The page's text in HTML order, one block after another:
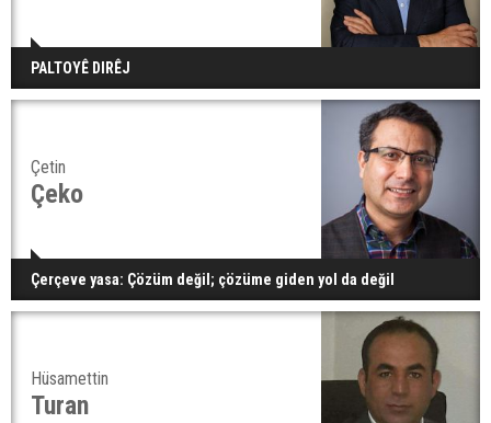
PALTOYÊ DIRÊJ
Çetin
Çeko
Çerçeve yasa: Çözüm değil; çözüme giden yol da değil
Hüsamettin
Turan